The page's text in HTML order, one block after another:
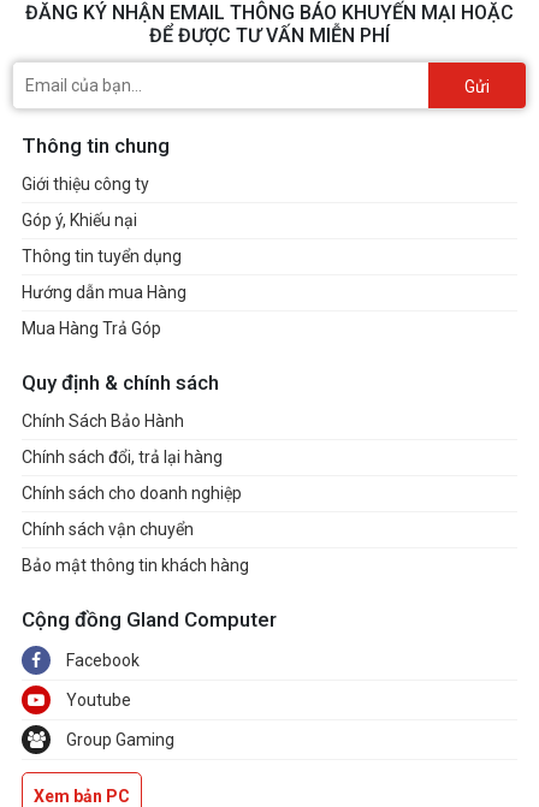
ĐĂNG KÝ NHẬN EMAIL THÔNG BÁO KHUYẾN MẠI HOẶC
ĐỂ ĐƯỢC TƯ VẤN MIỄN PHÍ
Gửi
Thông tin chung
Giới thiệu công ty
Góp ý, Khiếu nại
Thông tin tuyển dụng
Hướng dẫn mua Hàng
Mua Hàng Trả Góp
Quy định & chính sách
Chính Sách Bảo Hành
Chính sách đổi, trả lại hàng
Chính sách cho doanh nghiệp
Chính sách vận chuyển
Bảo mật thông tin khách hàng
Cộng đồng Gland Computer
Facebook
Youtube
Group Gaming
Xem bản PC